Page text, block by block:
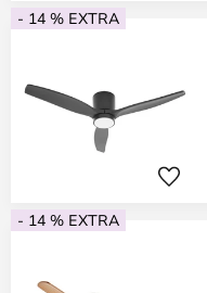
- 14 % EXTRA
- 14 % EXTRA